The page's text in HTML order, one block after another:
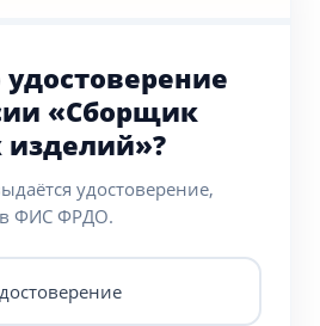
«Сборщик
удостоверение,
в ФИС ФРДО.